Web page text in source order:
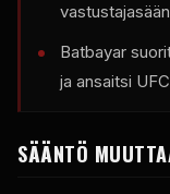
Batbayar
ja ansaitsi UFC
SÄÄNTÖ